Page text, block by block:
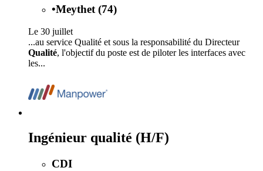
•Meythet (74)
Le 30 juillet
...au service Qualité et sous la responsabilité du Directeur
Qualité, l'objectif du poste est de piloter les interfaces avec
les...
Ingénieur qualité (H/F)
CDI